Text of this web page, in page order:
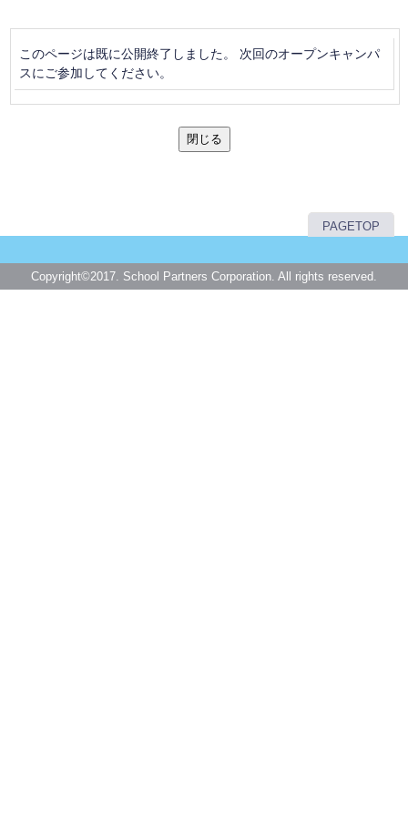
このページは既に公開終了しました。 次回のオープンキャンパ
スにご参加してください。
閉じる
PAGETOP
Copyright©2017. School Partners Corporation. All rights reserved.